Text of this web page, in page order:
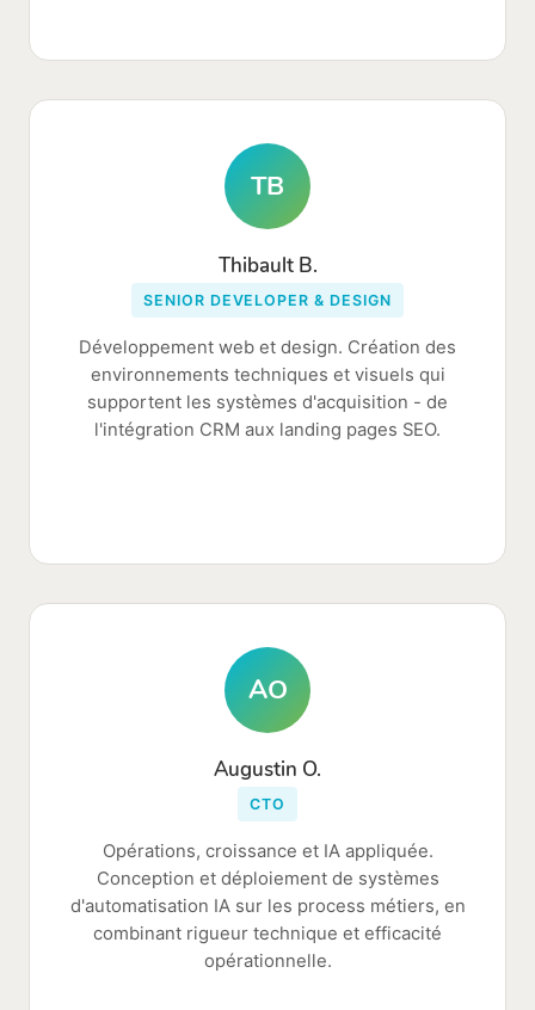
TB
Thibault B.
SENIOR DEVELOPER & DESIGN
Développement web et design. Création des
environnements techniques et visuels qui
supportent les systèmes d'acquisition - de
l'intégration CRM aux landing pages SEO.
AO
Augustin O.
CTO
Opérations, croissance et IA appliquée.
Conception et déploiement de systèmes
d'automatisation IA sur les process métiers, en
combinant rigueur technique et efficacité
opérationnelle.